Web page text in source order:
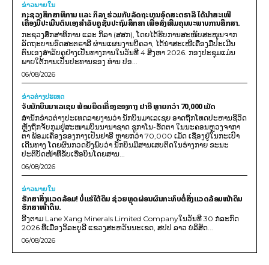
ຂ່າວພາຍ​ໃນ
ກະຊວງສຶກສາທິການ ແລະ ກິລາ ຮ່ວມກັບລັດຖະບານອົດສະຕຣາລີ ໄດ້ນຳສະເໜີ
ເຄື່ອງມືປະເມີນຕົນເອງສຳລັບຄູຊັ້ນປະຖົມສຶກສາ ເພື່ອສົ່ງເສີມຄຸນນະພາບການສຶກສາ.
ກະຊວງສຶກສາທິການ ແລະ ກິລາ (ສສກ), ໂດຍໄດ້ຮັບການສະໜັບສະໜູນຈາກ
ລັດຖະບານອົດສະຕຣາລີ ຜ່ານແຜນງານບີຄວາ, ໄດ້ນຳສະເໜີເຄື່ອງມືປະເມີນ
ຕົນເອງສຳລັບຄູຢ່າງເປັນທາງການໃນວັນທີ 4 ສິງຫາ 2026. ກອງປະຊຸມແມ່ນ
ພາຍໃຕ້ການເປັນປະທານຂອງ ທ່ານ ປອ...
06/08/2026
ຂ່າວຕ່າງປະເທດ
ຈັບນັກບິນມາເລເຊຍ ພ້ອມຍຶດເຄື່ອງຂອງກາງ ຢາອີ ຫຼາຍກວ່າ 70,000 ເມັດ
ສຳນັກຂ່າວຕ່າງປະເທດລາຍງານວ່າ ນັກບິນມາເລເຊຍ ອາດຖືກໂທດປະຫານຊີວິດ
ຫຼັງຖືກຈັບກຸມຢູ່ສະໜາມບິນນານາຊາດ ຊູກາໂນ-ຮັດຕາ ໃນນະຄອນຫຼວງຈາກາ
ຕາ ພ້ອມເຄື່ອງຂອງກາງເປັນຢາອີ ຫຼາຍກວ່າ 70,000 ເມັດ ເຊື່ອງຢູ່ໃນກະເປົາ
ເດີນທາງ ໂດຍຜົນກວດຍັງພົບວ່າ ນັກບິນມີສານເສບຕິດໃນຮ່າງກາຍ ຂະນະ
ປະຕິບັດໜ້າທີ່ຂັບເຮືອບິນໂດຍສານ...
06/08/2026
ຂ່າວພາຍ​ໃນ
ຮັກສາສິ່ງແວດລ້ອມ! ບໍ່ແຮ່ໃຕ້ດິນ ຊ່ວຍຫຼຸດຜ່ອນຜົນກະທົບຕໍ່ສິ່ງແວດລ້ອມໜ້າດິນ
ຮັກສາໜ້າດິນ.
ອີງຕາມ Lane Xang Minerals Limited Companyໃນວັນທີ 30 ກໍລະກົດ
2026 ທີ່ເມືອງວິລະບູລີ ແຂວງສະຫວັນນະເຂດ, ສປປ ລາວ ບໍລິສັດ...
06/08/2026